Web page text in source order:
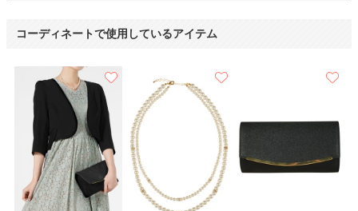
コーディネートで使用しているアイテム